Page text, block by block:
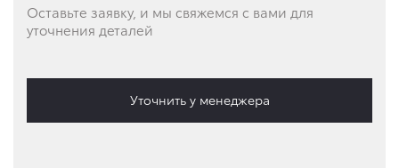
Оставьте заявку, и мы свяжемся с вами для
уточнения деталей
Уточнить у менеджера